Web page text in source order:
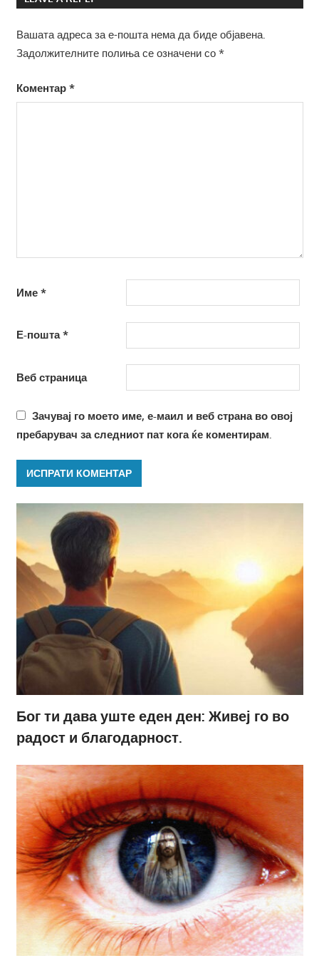
Вашата адреса за е-пошта нема да биде објавена.
Задолжителните полиња се означени со *
Коментар *
Име *
Е-пошта*
Веб страница
Зачувај го моето име, е-маил и веб страна во овој
пребарувач за следниот пат кога ќе коментирам.
Бог ти дава уште еден ден: Живеј го во
радост и благодарност.